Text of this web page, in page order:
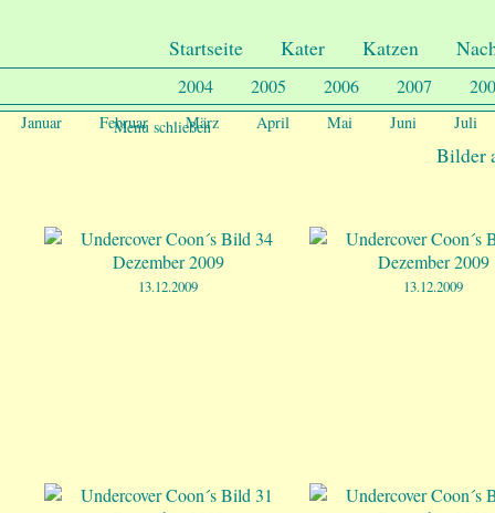
Startseite Kater Katzen
2004 2005 2006 2007
Januar Februar März April Mai Juni Juli
Menu schließen
Bilder
13.12.2009 13.12.2009